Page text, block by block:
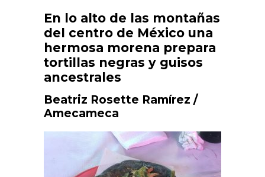
En lo alto de las montañas
del centro de México una
hermosa morena prepara
tortillas negras y guisos
ancestrales
Beatriz Rosette Ramírez /
Amecameca